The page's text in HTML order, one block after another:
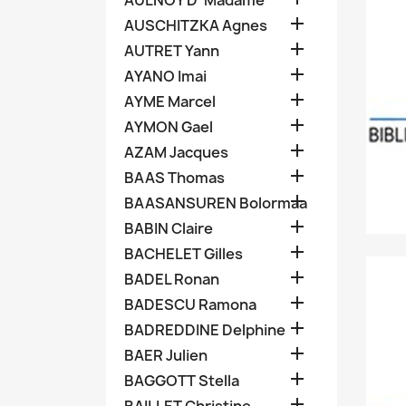
AUSCHITZKA Agnes 
AUTRET Yann 
AYANO Imai 
AYME Marcel 
AYMON Gael 
AZAM Jacques 
BAAS Thomas 
BAASANSUREN Bolormaa

BABIN Claire 
BACHELET Gilles 
BADEL Ronan 
BADESCU Ramona 
BADREDDINE Delphine 
BAER Julien 
BAGGOTT Stella 